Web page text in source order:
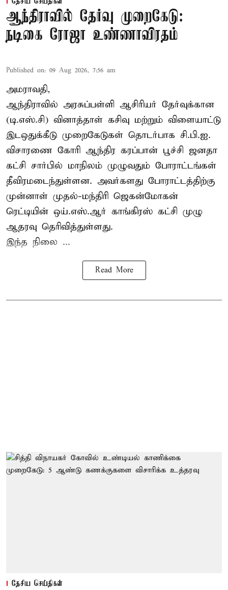
ஆந்திராவில் தேர்வு முறைகேடு:
நடிகை ரோஜா உண்ணாவிரதம்
Published on: 09 Aug 2026, 7:56 am
அமராவதி,
ஆந்திராவில் அரசுப்பள்ளி ஆசிரியர் தேர்வுக்கான
(டி.எஸ்.சி) வினாத்தாள் கசிவு மற்றும் விளையாட்டு
இடஒதுக்கீடு முறைகேடுகள் தொடர்பாக சி.பி.ஐ.
விசாரணை கோரி ஆந்திர கரப்பான் பூச்சி ஜனதா
கட்சி சார்பில் மாநிலம் முழுவதும் போராட்டங்கள்
தீவிரமடைந்துள்ளன. அவர்களது போராட்டத்திற்கு
முன்னாள் முதல்-மந்திரி ஜெகன்மோகன்
ரெட்டியின் ஒய்.எஸ்.ஆர் காங்கிரஸ் கட்சி முழு
ஆதரவு தெரிவித்துள்ளது.
இந்த நிலை ...
Read More
தேசிய செய்திகள்